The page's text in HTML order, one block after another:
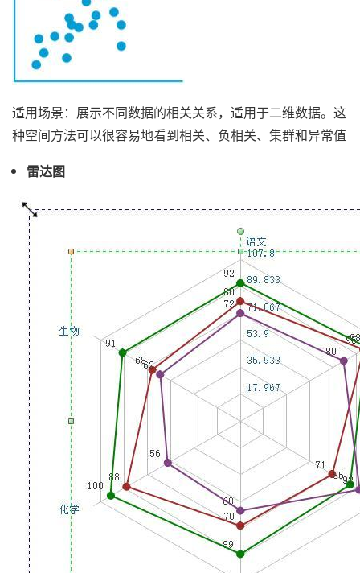
适用场景：展示不同数据的相关关系，适用于二维数据。这
种空间方法可以很容易地看到相关、负相关、集群和异常值
雷达图